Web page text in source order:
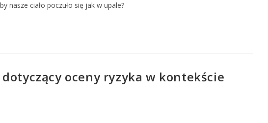
nasze ciało poczuło się jak w upale?
oceny ryzyka w kontekście